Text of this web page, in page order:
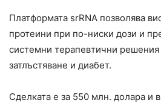
Платформата srRNA позволява
протеини при по-ниски дози и
системни терапевтични решения
затлъстяване и диабет.
Сделката е за 550 млн. долара и